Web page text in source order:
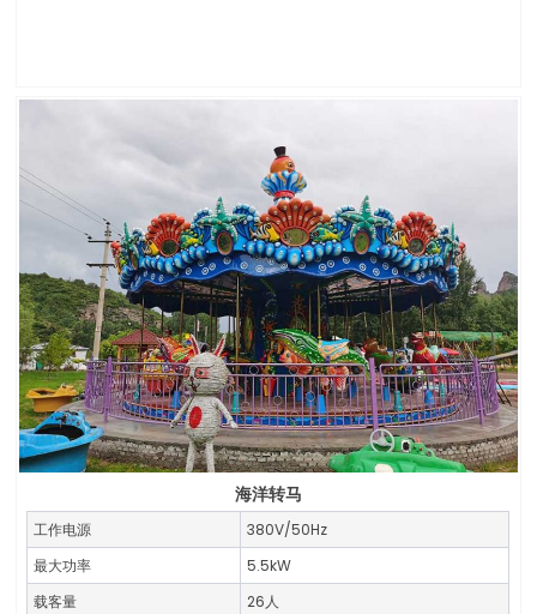
海洋转马
工作电源
380V/50Hz
最大功率
5.5kW
载客量
26人